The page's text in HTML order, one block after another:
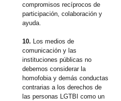
compromisos recíprocos de
participación, colaboración y
ayuda.
10. Los medios de
comunicación y las
instituciones públicas no
debemos considerar la
homofobia y demás conductas
contrarias a los derechos de
las personas LGTBI como un